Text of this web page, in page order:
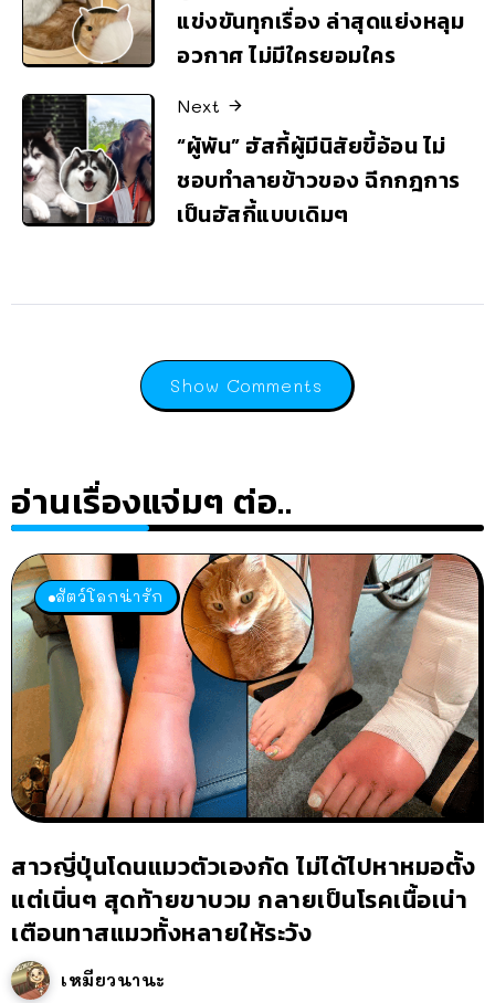
แข่งขันทุกเรื่อง ล่าสุดแย่งหลุม
อวกาศ ไม่มีใครยอมใคร
Next
“ผู้พัน” ฮัสกี้ผู้มีนิสัยขี้อ้อน ไม่
ชอบทำลายข้าวของ ฉีกกฎการ
เป็นฮัสกี้แบบเดิมๆ
Show Comments
อ่านเรื่องแจ่มๆ ต่อ..
สัตว์โลกน่ารัก
สาวญี่ปุ่นโดนแมวตัวเองกัด ไม่ได้ไปหาหมอตั้ง
แต่เนิ่นๆ สุดท้ายขาบวม กลายเป็นโรคเนื้อเน่า
เตือนทาสแมวทั้งหลายให้ระวัง
เหมียวนานะ